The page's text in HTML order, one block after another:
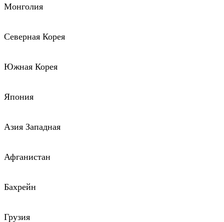
Монголия
Северная Корея
Южная Корея
Япония
Азия Западная
Афганистан
Бахрейн
Грузия